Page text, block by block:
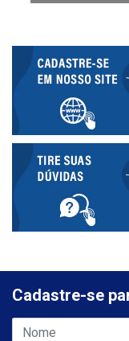
Cadastre-se